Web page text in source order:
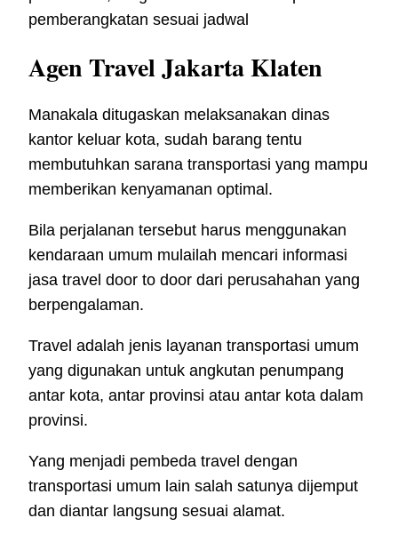
pemberangkatan sesuai jadwal
Agen Travel Jakarta Klaten
Manakala ditugaskan melaksanakan dinas
kantor keluar kota, sudah barang tentu
membutuhkan sarana transportasi yang mampu
memberikan kenyamanan optimal.
Bila perjalanan tersebut harus menggunakan
kendaraan umum mulailah mencari informasi
jasa travel door to door dari perusahahan yang
berpengalaman.
Travel adalah jenis layanan transportasi umum
yang digunakan untuk angkutan penumpang
antar kota, antar provinsi atau antar kota dalam
provinsi.
Yang menjadi pembeda travel dengan
transportasi umum lain salah satunya dijemput
dan diantar langsung sesuai alamat.